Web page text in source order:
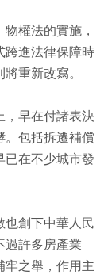
權法的實施，
跨進法律保障時
重新改寫。
，早在付諸表決
。包括拆遷補償
已在不少城市發
也創下中華人民
過許多房產業
牢之舉，作用主